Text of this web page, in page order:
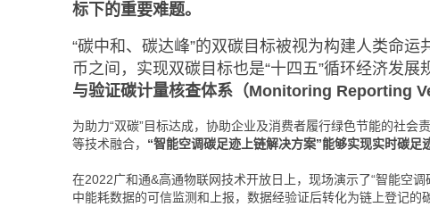
标下的重要难题。
“碳中和、碳达峰”的双碳目标被视为构建人类命
币之间，实现双碳目标也是“十四五”循环经济发展
与验证碳计量核查体系（Monitoring Reporting
为助力“双碳”目标达成，协助企业及消费者履行绿色节能的社会责
等技术融合， “智能空调碳足迹上链解决方案”能够实现实时碳足
在2022广和通&高通物联网技术开放日上，现场演示了“智能空
中能耗数据的可信监测和上报，数据经验证后转化为链上登记